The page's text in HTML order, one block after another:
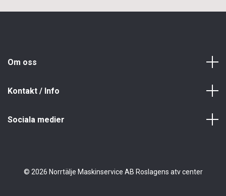
Om oss
Kontakt / Info
Sociala medier
© 2026 Norrtälje Maskinservice AB Roslagens atv center